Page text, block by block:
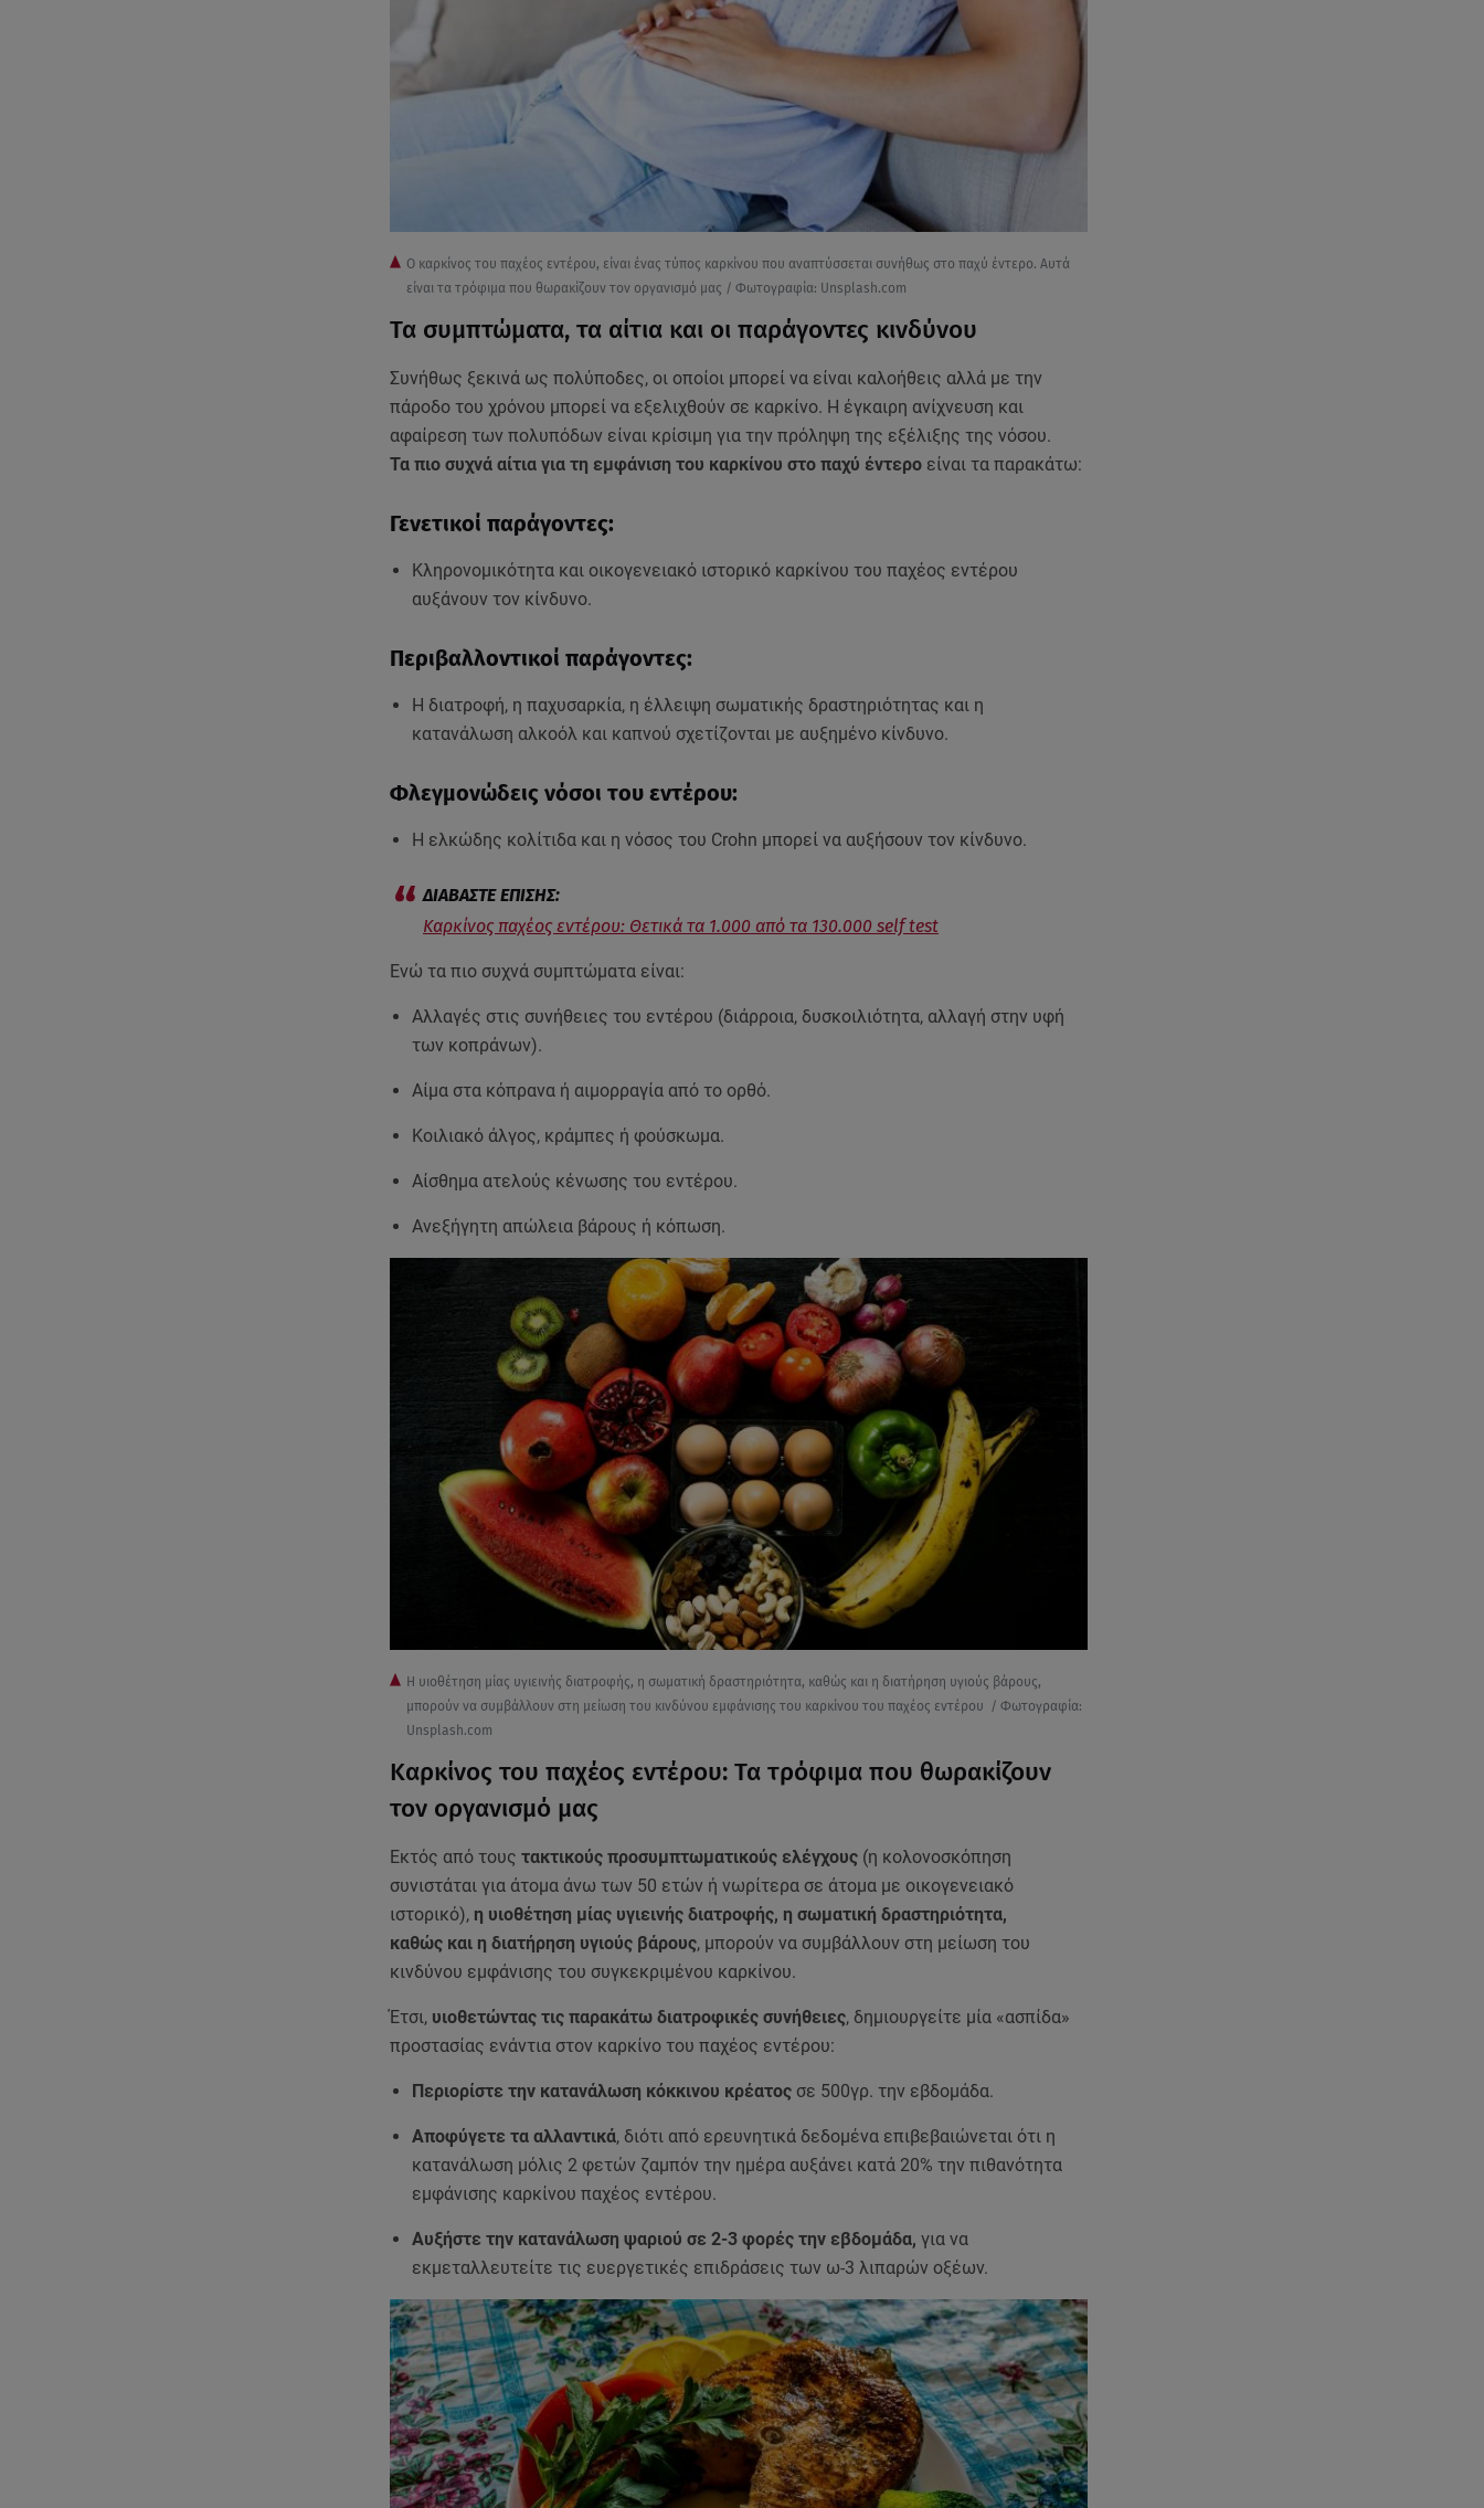
Ο καρκίνος του παχέος εντέρου, είναι ένας τύπος καρκίνου που αναπτύσσεται συνήθως στο παχύ έντερο. Αυτά
είναι τα τρόφιμα που θωρακίζουν τον οργανισμό μας / Φωτογραφία: Unsplash.com
Τα συμπτώματα, τα αίτια και οι παράγοντες κινδύνου
Συνήθως ξεκινά ως πολύποδες, οι οποίοι μπορεί να είναι καλοήθεις αλλά με την
πάροδο του χρόνου μπορεί να εξελιχθούν σε καρκίνο. Η έγκαιρη ανίχνευση και
αφαίρεση των πολυπόδων είναι κρίσιμη για την πρόληψη της εξέλιξης της νόσου.
Τα πιο συχνά αίτια για τη εμφάνιση του καρκίνου στο παχύ έντεροείναι τα παρακάτω:
Γενετικοί παράγοντες:
Κληρονομικότητα και οικογενειακό ιστορικό καρκίνου του παχέος εντέρου
αυξάνουν τον κίνδυνο.
Περιβαλλοντικοί παράγοντες:
Η διατροφή, η παχυσαρκία, η έλλειψη σωματικής δραστηριότητας και η
κατανάλωση αλκοόλ και καπνού σχετίζονται με αυξημένο κίνδυνο.
Φλεγμονώδεις νόσοι του εντέρου:
Η ελκώδης κολίτιδα και η νόσος του Crohn μπορεί να αυξήσουν τον κίνδυνο.
Καρκίνος παχέος εντέρου: Θετικά τα 1.000 από τα 130.000 self test
Ενώ τα πιο συχνά συμπτώματα είναι:
Αλλαγές στις συνήθειες του εντέρου (διάρροια, δυσκοιλιότητα, αλλαγή στην υφή
των κοπράνων).
Αίμα στα κόπρανα ή αιμορραγία από το ορθό.
Κοιλιακό άλγος, κράμπες ή φούσκωμα.
Αίσθημα ατελούς κένωσης του εντέρου.
Ανεξήγητη απώλεια βάρους ή κόπωση.
H υιοθέτηση μίας υγιεινής διατροφής, η σωματική δραστηριότητα, καθώς και η διατήρηση υγιούς βάρους,
μπορούν να συμβάλλουν στη μείωση του κινδύνου εμφάνισης του καρκίνου του παχέος εντέρου / Φωτογραφία:
Unsplash.com
Καρκίνος του παχέος εντέρου: Τα τρόφιμα που θωρακίζουν
τον οργανισμό μας
Εκτός από τους τακτικούς προσυμπτωματικούς ελέγχους(η κολονοσκόπηση
συνιστάται για άτομα άνω των 50 ετών ή νωρίτερα σε άτομα με οικογενειακό
ιστορικό),η υιοθέτηση μίας υγιεινής διατροφής, η σωματική δραστηριότητα,
καθώς και η διατήρηση υγιούς βάρους, μπορούν να συμβάλλουν στη μείωση του
κινδύνου εμφάνισης του συγκεκριμένου καρκίνου.
Έτσι, υιοθετώντας τις παρακάτω διατροφικές συνήθειες, δημιουργείτε μία «ασπίδα»
προστασίας ενάντια στον καρκίνο του παχέος εντέρου:
Περιορίστε την κατανάλωση κόκκινου κρέατοςσε 500γρ. την εβδομάδα.
Αποφύγετε τα αλλαντικά, διότι από ερευνητικά δεδομένα επιβεβαιώνεται ότι η
κατανάλωση μόλις 2 φετών ζαμπόν την ημέρα αυξάνει κατά 20% την πιθανότητα
εμφάνισης καρκίνου παχέος εντέρου.
Αυξήστε την κατανάλωση ψαριού σε 2-3 φορές την εβδομάδα, για να
εκμεταλλευτείτε τις ευεργετικές επιδράσεις των ω-3 λιπαρών οξέων.